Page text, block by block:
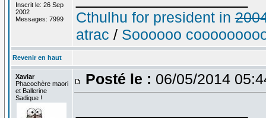
Inscrit le: 26 Sep
2002
Messages: 7999
Cthulhu for president in
atrac / Soooooo
Revenir en haut
Xaviar
Phacochère maori
et Ballerine
Sadique !
Posté le : 06/05/2014